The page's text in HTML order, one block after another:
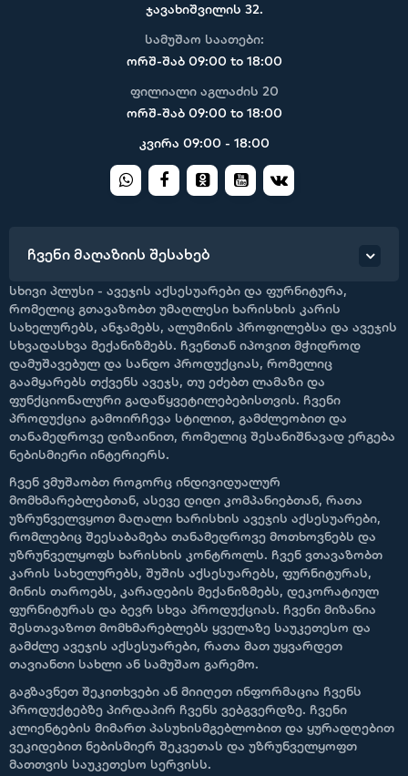
ჯავახიშვილის 32.
სამუშაო საათები:
ორშ-შაბ 09:00 to 18:00
ფილიალი აგლაძის 20
ორშ-შაბ 09:00 to 18:00
კვირა 09:00 - 18:00
ჩვენი მაღაზიის შესახებ
სხივი პლუსი - ავეჯის აქსესუარები და ფურნიტურა,
რომელიც გთავაზობთ უმაღლესი ხარისხის კარის
სახელურებს, ანჯამებს, ალუმინის პროფილებსა და ავეჯის
სხვადასხვა მექანიზმებს. ჩვენთან იპოვით მჭიდროდ
დამუშავებულ და სანდო პროდუქციას, რომელიც
გაამყარებს თქვენს ავეჯს, თუ ეძებთ ლამაზი და
ფუნქციონალური გადაწყვეტილებებისთვის. ჩვენი
პროდუქცია გამოირჩევა სტილით, გამძლეობით და
თანამედროვე დიზაინით, რომელიც შესანიშნავად ერგება
ნებისმიერი ინტერიერს.
ჩვენ ვმუშაობთ როგორც ინდივიდუალურ
მომხმარებლებთან, ასევე დიდი კომპანიებთან, რათა
უზრუნველვყოთ მაღალი ხარისხის ავეჯის აქსესუარები,
რომლებიც შეესაბამება თანამედროვე მოთხოვნებს და
უზრუნველყოფს ხარისხის კონტროლს. ჩვენ ვთავაზობთ
კარის სახელურებს, შუშის აქსესუარებს, ფურნიტურას,
მინის თაროებს, კარადების მექანიზმებს, დეკორატიულ
ფურნიტურას და ბევრ სხვა პროდუქციას. ჩვენი მიზანია
შესთავაზოთ მომხმარებლებს ყველაზე საუკეთესო და
გამძლე ავეჯის აქსესუარები, რათა მათ უყვარდეთ
თავიანთი სახლი ან სამუშაო გარემო.
გაგზავნეთ შეკითხვები ან მიიღეთ ინფორმაცია ჩვენს
პროდუქტებზე პირდაპირ ჩვენს ვებგვერდზე. ჩვენი
კლიენტების მიმართ პასუხისმგებლობით და ყურადღებით
ვეკიდებით ნებისმიერ შეკვეთას და უზრუნველყოფთ
მათთვის საუკეთესო სერვისს.